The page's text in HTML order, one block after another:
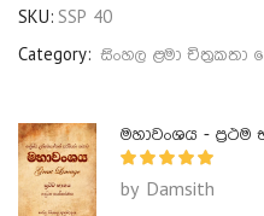
SKU: SSP 40
Category: සිංහල ළමා චිත්‍රකතා
මහාවංශය - ප්‍රථම
by Damsith